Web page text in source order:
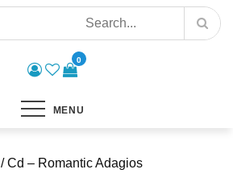
0
MENU
/ Cd – Romantic Adagios